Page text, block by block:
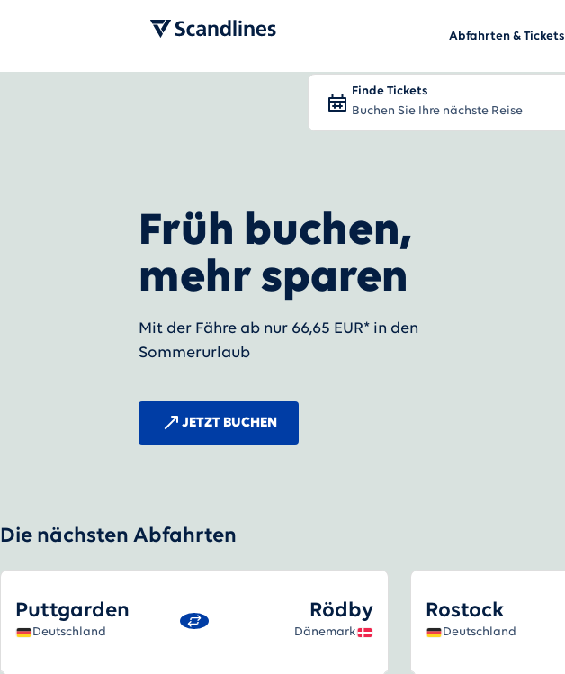
Abfahrten & Tickets
Finde Tickets
Buchen Sie Ihre nächste Reise
Früh buchen,
mehr sparen
Mit der Fähre ab nur 66,65 EUR* in den
Sommerurlaub
JETZT BUCHEN
Die nächsten Abfahrten
Puttgarden -Rödby
Puttgarden
Deutschland
Rödby
Dänemark
Rostock
Rostock
Deutschland